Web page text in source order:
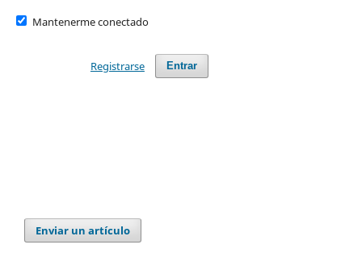
Mantenerme conectado
Entrar
Registrarse
Enviar un artículo